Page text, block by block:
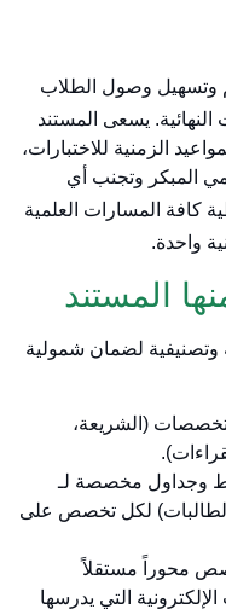
وتسهيل وصول الطلاب
. يسعى المستند
الزمنية للاختبارات،
المبكر وتجنب أي
كافة المسارات العلمية
واحدة.
المستند
وتصنيفية لضمان شمولية
(الشريعة،
وجداول مخصصة لـ
لكل تخصص على
محوراً مستقلاً
التي يدرسها